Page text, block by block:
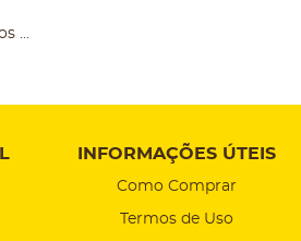
...
INFORMAÇÕES ÚTEIS
Como Comprar
Termos de Uso